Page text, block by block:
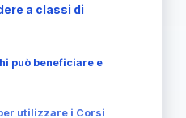
a classi di
può beneficiare e
utilizzare i Corsi